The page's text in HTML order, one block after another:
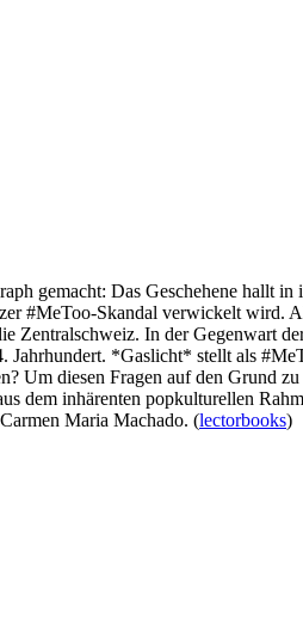
gemacht: Das Geschehene hallt
#MeToo-Skandal verwickelt
In der Gegenwart
*Gaslicht* stellt als
Um diesen Fragen auf den Grund
dem inhärenten popkulturellen
Maria Machado. (lectorbooks)